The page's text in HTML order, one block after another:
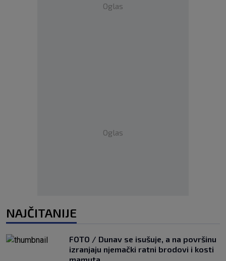
Oglas
Oglas
NAJČITANIJE
FOTO / Dunav se isušuje, a na površinu
izranjaju njemački ratni brodovi i kosti